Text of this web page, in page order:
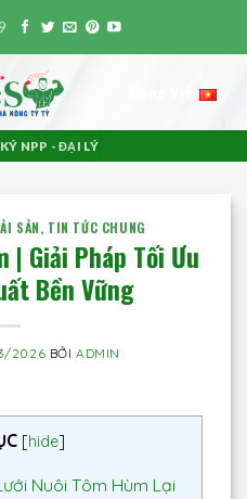
NPP - ĐẠI LÝ
SẢN, TIN TỨC CHUNG
| Giải Pháp Tối Ưu
Bền Vững
2026 BỞIADMIN
[hide]
Nuôi Tôm Hùm Lại